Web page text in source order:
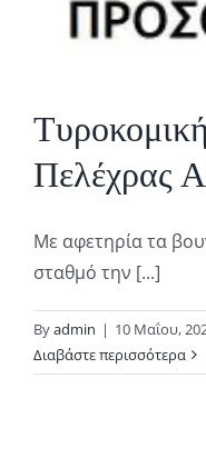
Πελέχρας
Με αφετηρία τα
σταθμό την [...]
Byadmin | 10 Μαΐου,
Διαβάστε περισσότερα